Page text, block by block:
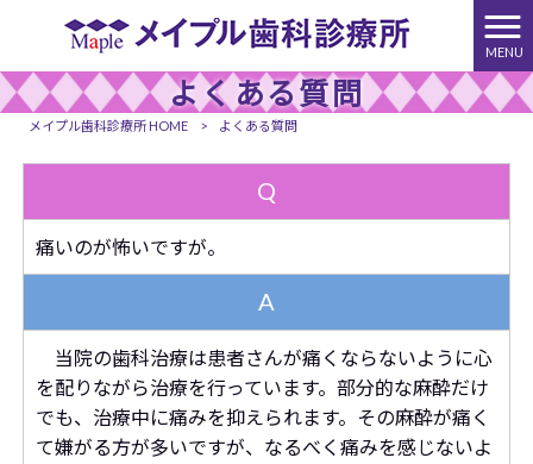
MENU
よくある質問
メイプル歯科診療所 HOME > よくある質問
Q
痛いのが怖いですが。
A
当院の歯科治療は患者さんが痛くならないように心
を配りながら治療を行っています。部分的な麻酔だけ
でも、治療中に痛みを抑えられます。その麻酔が痛く
て嫌がる方が多いですが、なるべく痛みを感じないよ